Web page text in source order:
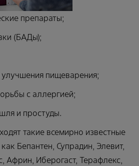
препараты;
(БАДы);
пищеварения;
с аллергией;
и простуды.
такие всемирно известные
Бепантен, Супрадин, Элевит,
Африн, Иберогаст, Терафлекс,